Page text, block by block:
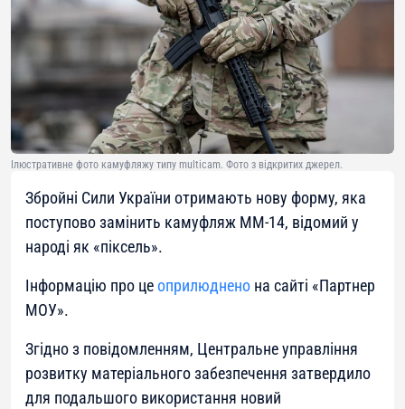
Ілюстративне фото камуфляжу типу multicam. Фото з відкритих джерел.
Збройні Сили України отримають нову форму, яка
поступово замінить камуфляж ММ-14, відомий у
народі як «піксель».
Інформацію про цеоприлюднено на сайті «Партнер
МОУ».
Згідно з повідомленням, Центральне управління
розвитку матеріального забезпечення затвердило
для подальшого використання новий